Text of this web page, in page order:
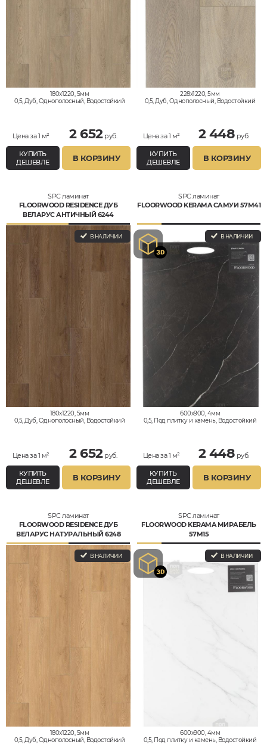
180x1220, 5мм
0,5, Дуб, Однополосный, Водостойкий
Цена за 1 м² 2 652руб.
КУПИТЬ
ДЕШЕВЛЕ
В КОРЗИНУ
228x1220, 5мм
0,5, Дуб, Однополосный, Водостойкий
Цена за 1 м² 2 448 руб.
КУПИТЬ
ДЕШЕВЛЕ
В КОРЗИНУ
SPC ламинат
FLOORWOOD RESIDENCE ДУБ
ВЕЛАРУС АНТИЧНЫЙ 6244
В НАЛИЧИИ
180x1220, 5мм
0,5, Дуб, Однополосный, Водостойкий
Цена за 1 м² 2 652руб.
КУПИТЬ
ДЕШЕВЛЕ
В КОРЗИНУ
SPC ламинат
FLOORWOOD KERAMA САМУИ 57М41
В НАЛИЧИИ
600x900, 4мм
0,5, Под плитку и камень, Водостойкий
Цена за 1 м² 2 448 руб.
КУПИТЬ
ДЕШЕВЛЕ
В КОРЗИНУ
SPC ламинат
FLOORWOOD RESIDENCE ДУБ
ВЕЛАРУС НАТУРАЛЬНЫЙ 6248
В НАЛИЧИИ
180x1220, 5мм
0,5, Дуб, Однополосный, Водостойкий
SPC ламинат
FLOORWOOD KERAMA МИРАБЕЛЬ
57М15
В НАЛИЧИИ
600x900, 4мм
0,5, Под плитку и камень, Водостойкий